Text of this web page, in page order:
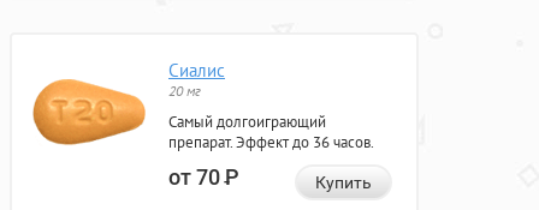
Сиалис
20 мг
Самый долгоиграющий
препарат. Эффект до 36 часов.
от 70Р Купить